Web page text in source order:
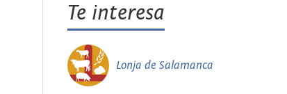
Te interesa
Lonja de Salamanca